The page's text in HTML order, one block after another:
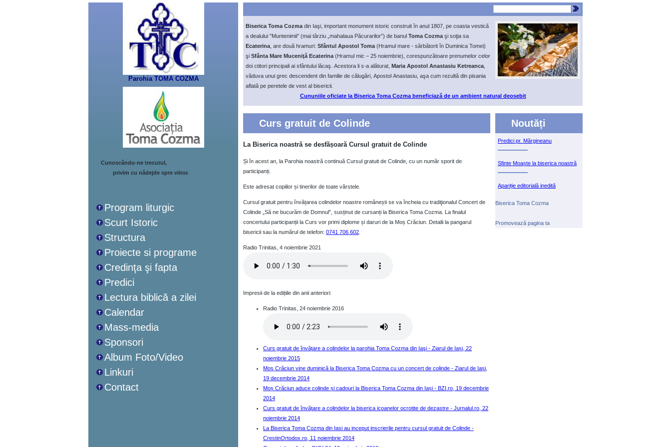
Parohia TOMA COZMA
Cunoscându-ne trecutul,
privim cu nădejde spre viitor.
Program liturgic
Scurt Istoric
Structura
Proiecte si programe
Credinţa şi fapta
Predici
Lectura biblică a zilei
Calendar
Mass-media
Sponsori
Album Foto/Video
Linkuri
Contact
Biserica Toma Cozma din Iaşi, important monument istoric construit în anul 1807, pe coasta vestică
a dealului "Muntenimii" (mai târziu „mahalaua Păcurarilor”) de banul Toma Cozma şi soţia sa
Ecaterina , are două hramuri: Sfântul Apostol Toma (Hramul mare - sărbătorit în Duminica Tomei)
şi Sfânta Mare Muceniţă Ecaterina (Hramul mic – 25 noiembrie), corespunzătoare prenumelor celor
doi ctitori principali ai sfântului lăcaş. Acestora li s-a alăturat, Maria Apostol Anastasiu Ketreanca
văduva unui grec descendent din familie de călugări, Apostol Anastasiu, aşa cum rezultă din pisania
aflată pe peretele de vest al bisericii.
Cununiile oficiate la Biserica Toma Cozma beneficiază de un ambient natural deosebit
Curs gratuit de Colinde
La Biserica noastră se desfășoară Cursul gratuit de Colinde
Și în acest an, la Parohia noastră continuă Cursul gratuit de Colinde, cu un număr sporit de
participanți.
Este adresat copiilor și tinerilor de toate vârstele.
Cursul gratuit pentru învățarea colindelor noastre românești se va încheia cu tradiţionalul Concert de
Colinde Să ne bucurăm de Domnul
, susținut de cursanți la Biserica Toma Cozma. La finalul
concertului participanții la Curs vor primi diplome și daruri de la Moș Crăciun. Detalii la pangarul
bisericii sau la numărul de telefon: 0741 706 602
Radio Trinitas, 4 noiembrie 2021
Impresii de la edițiile din anii anteriori:
Radio Trinitas, 24 noiembrie 2016
Curs gratuit de învăţare a colindelor la parohia Toma Cozma din Iaşi - Ziarul de Iași, 22
noiembrie 2015
Moş Crăciun vine duminică la Biserica Toma Cozma cu un concert de colinde - Ziarul de Iași,
19 decembrie 2014
Moș Crăciun aduce colinde și cadouri la Biserica Toma Cozma din Iași - BZI.ro, 19 decembrie
2014
Curs gratuit de învăţare a colindelor la biserica icoanelor ocrotite de dezastre - Jurnalul.ro, 22
noiembrie 2014
La Biserica Toma Cozma din Iasi au inceput inscrierile pentru cursul gratuit de Colinde -
CrestinOrtodox.ro, 11 noiembrie 2014
Noutăți
Predici pr. Mărgineanu
Sfinte Moaște la biserica noastră
Apariție editorială inedită
Biserica Toma Cozma
Promovează pagina ta